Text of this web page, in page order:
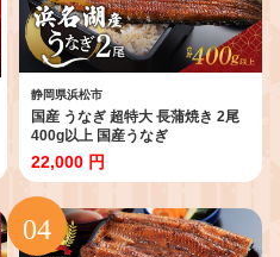
静岡県浜松市
国産 うなぎ 超特大 長蒲焼き 2尾
400g以上 国産うなぎ
22,000 円